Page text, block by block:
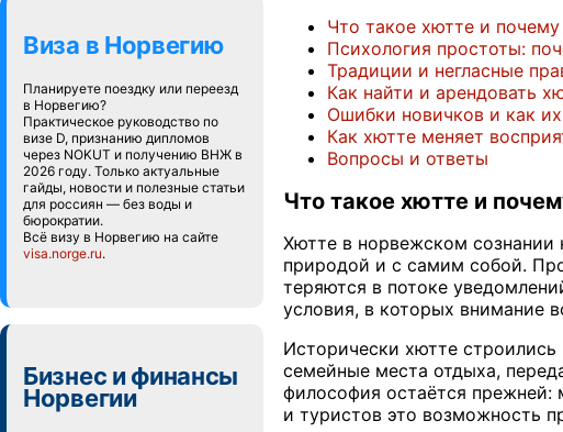
Виза в Норвегию
Планируете поездку или переезд
в Норвегию?
Практическое руководство по
визе D, признанию дипломов
через NOKUT и получению ВНЖ в
2026 году. Только актуальные
гайды, новости и полезные статьи
для россиян — без воды и
бюрократии.
Всё визу в Норвегию на сайте
visa.norge.ru.
Бизнес и финансы
Норвегии
Что такое хютте и
Психология простоты:
Традиции и негласные
Как найти и арендовать
Ошибки новичков и как
Как хютте меняет
Вопросы и ответы
Что такое хютте и
Хютте в норвежском сознании
природой и с самим собой.
теряются в потоке
условия, в которых внимание
Исторически хютте
семейные места отдыха,
философия остаётся прежней:
и туристов это возможность